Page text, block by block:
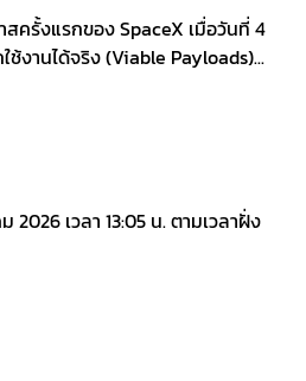
สครั้งแรกของ SpaceX เมื่อวันที่ 4
งานได้จริง (Viable Payloads)...
เวลา 13:05 น. ตามเวลาฝั่ง